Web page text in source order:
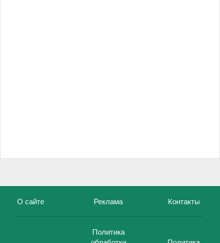
О сайте Реклама Контакты
Политика